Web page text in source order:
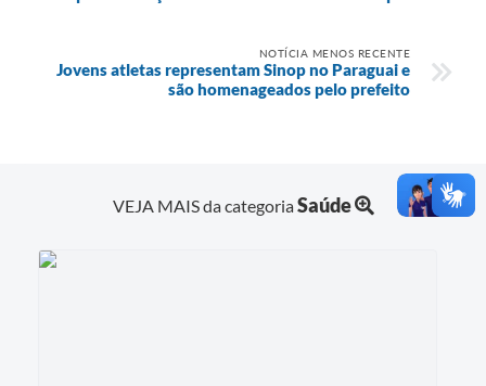
NOTÍCIA MENOS RECENTE
Jovens atletas representam Sinop no Paraguai e
são homenageados pelo prefeito
VEJA MAIS da categoriaSaúde